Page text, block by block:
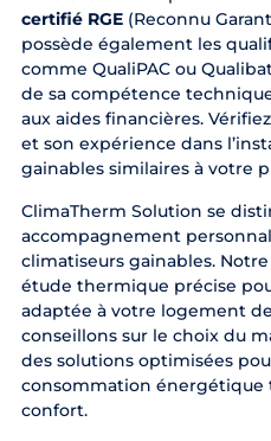
certifié RGE(Reconnu
possède également les
comme QualiPAC ou
de sa compétence
aux aides financières.
et son expérience dans
gainables similaires à votre
ClimaTherm Solution se
accompagnement
climatiseurs gainables.
étude thermique précise
adaptée à votre logement
conseillons sur le choix du
des solutions optimisées
consommation énergétique
confort.